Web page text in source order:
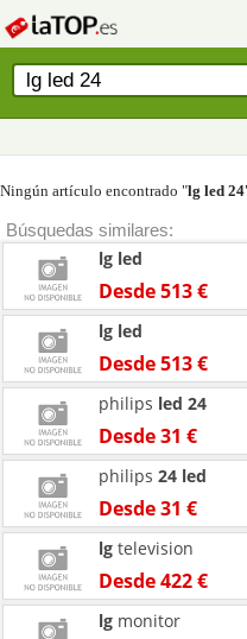
Ningún artículo encontrado "lg led 24
Búsquedas similares:
Desde 513 €
lg led
Desde 513 €
lg led
Desde 31 €
philips led 24
Desde 31 €
philips 24 led
Desde 422 €
lg television
lg monitor